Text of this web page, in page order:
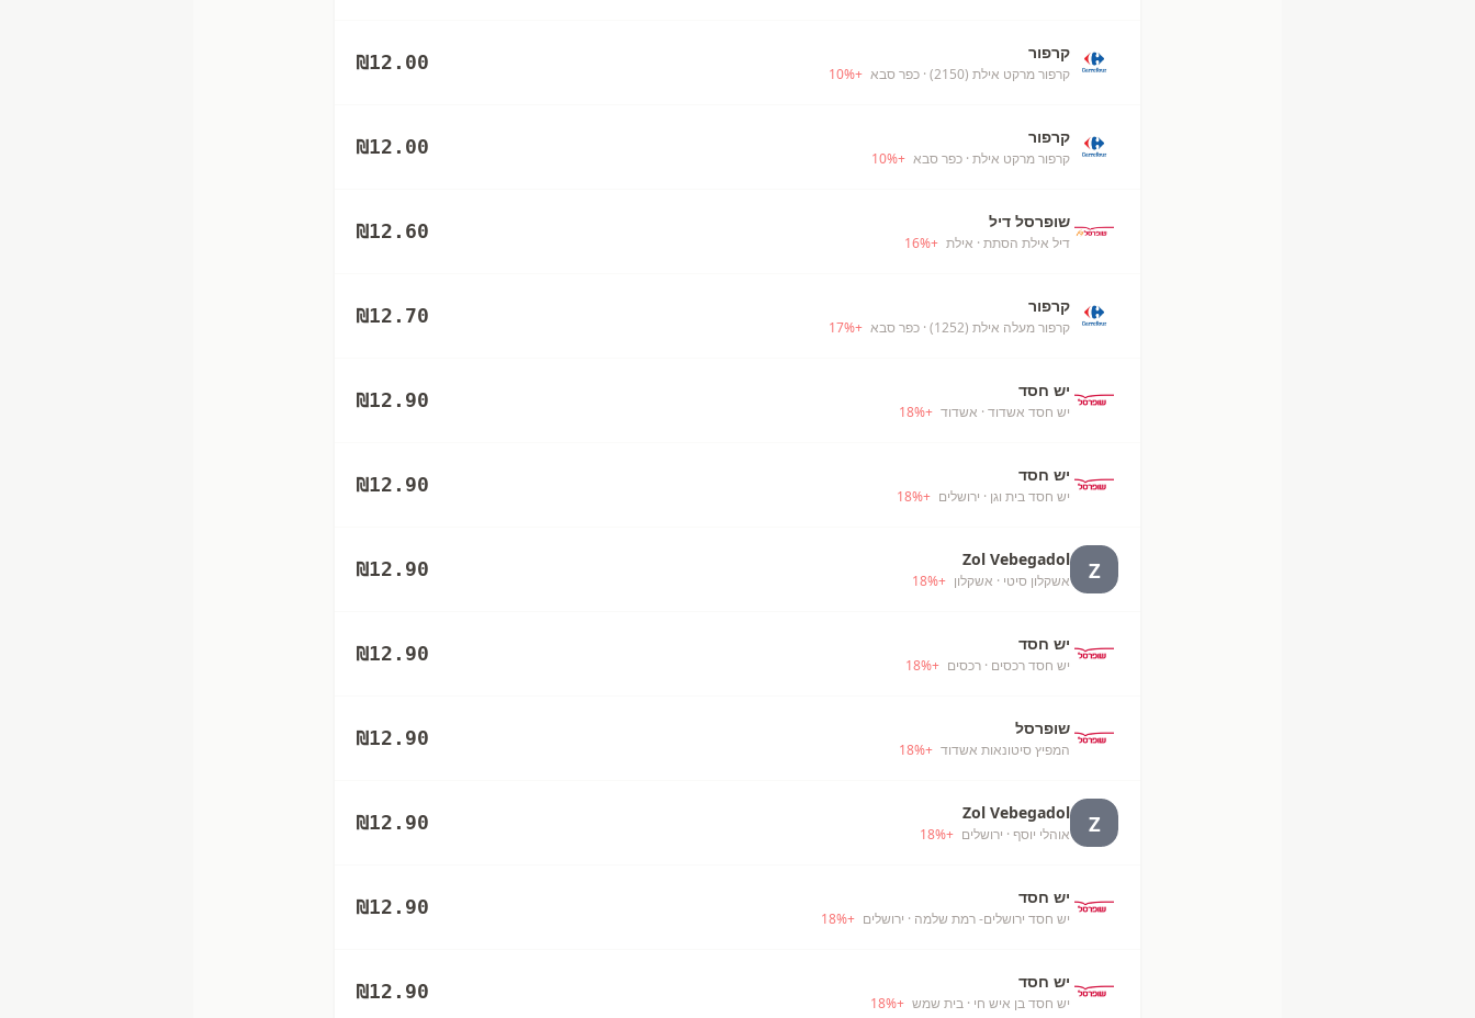
קרפור
קרפור מרקט אילת (2150) · כפר סבא +
10%
₪12.00
קרפור
קרפור מרקט אילת · כפר סבא +
10%
₪12.00
שופרסל דיל
דיל אילת הסתת · אילת +
16%
₪12.60
קרפור
קרפור מעלה אילת (1252) · כפר סבא +
17%
₪12.70
יש חסד
יש חסד אשדוד · אשדוד +
18%
₪12.90
יש חסד
יש חסד בית וגן · ירושלים +
18%
₪12.90
Z
Zol Vebegadol
אשקלון סיטי · אשקלון +
18%
₪12.90
יש חסד
יש חסד רכסים · רכסים +
18%
₪12.90
שופרסל
המפיץ סיטונאות אשדוד +
18%
₪12.90
Z
Zol Vebegadol
אוהלי יוסף · ירושלים +
18%
₪12.90
יש חסד
יש חסד ירושלים- רמת שלמה · ירושלים +
18%
₪12.90
יש חסד
יש חסד בן איש חי · בית שמש +
18%
₪12.90